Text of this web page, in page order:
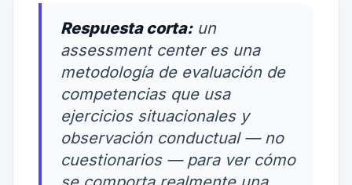
Respuesta corta:un
assessment center es una
metodología de evaluación de
competencias que usa
ejercicios situacionales y
observación conductual — no
cuestionarios — para ver cómo